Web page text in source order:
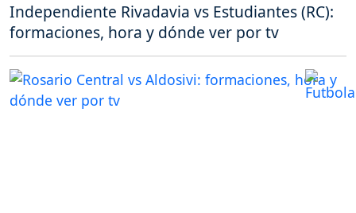
Independiente Rivadavia vs Estudiantes (RC):
formaciones, hora y dónde ver por tv